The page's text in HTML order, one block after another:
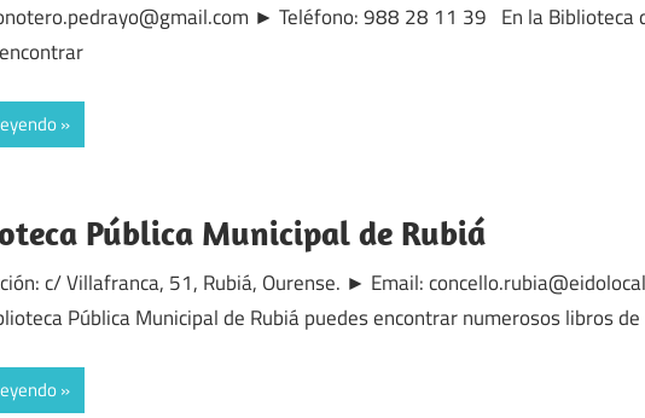
► Teléfono: 988 28 11 39 En la Biblioteca
Pública Municipal de Rubiá
c/ Villafranca, 51, Rubiá, Ourense. ► Email:
Pública Municipal de Rubiá puedes encontrar numerosos libros